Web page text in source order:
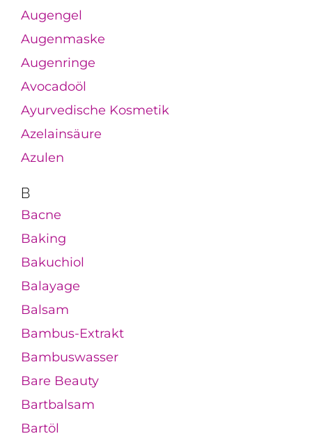
Augengel
Augenmaske
Augenringe
Avocadoöl
Ayurvedische Kosmetik
Azelainsäure
Azulen
B
Bacne
Baking
Bakuchiol
Balayage
Balsam
Bambus-Extrakt
Bambuswasser
Bare Beauty
Bartbalsam
Bartöl